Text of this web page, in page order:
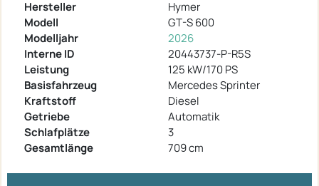
Hersteller
Hymer
Modell
GT-S 600
Modelljahr
2026
Interne ID
20443737-P-R5S
Leistung
125 kW/170 PS
Basisfahrzeug
Mercedes Sprinter
Kraftstoff
Diesel
Getriebe
Automatik
Schlafplätze
3
Gesamtlänge
709 cm